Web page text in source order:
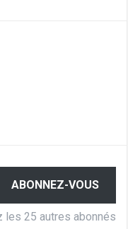
ABONNEZ-VOUS
les 25 autres abonnés